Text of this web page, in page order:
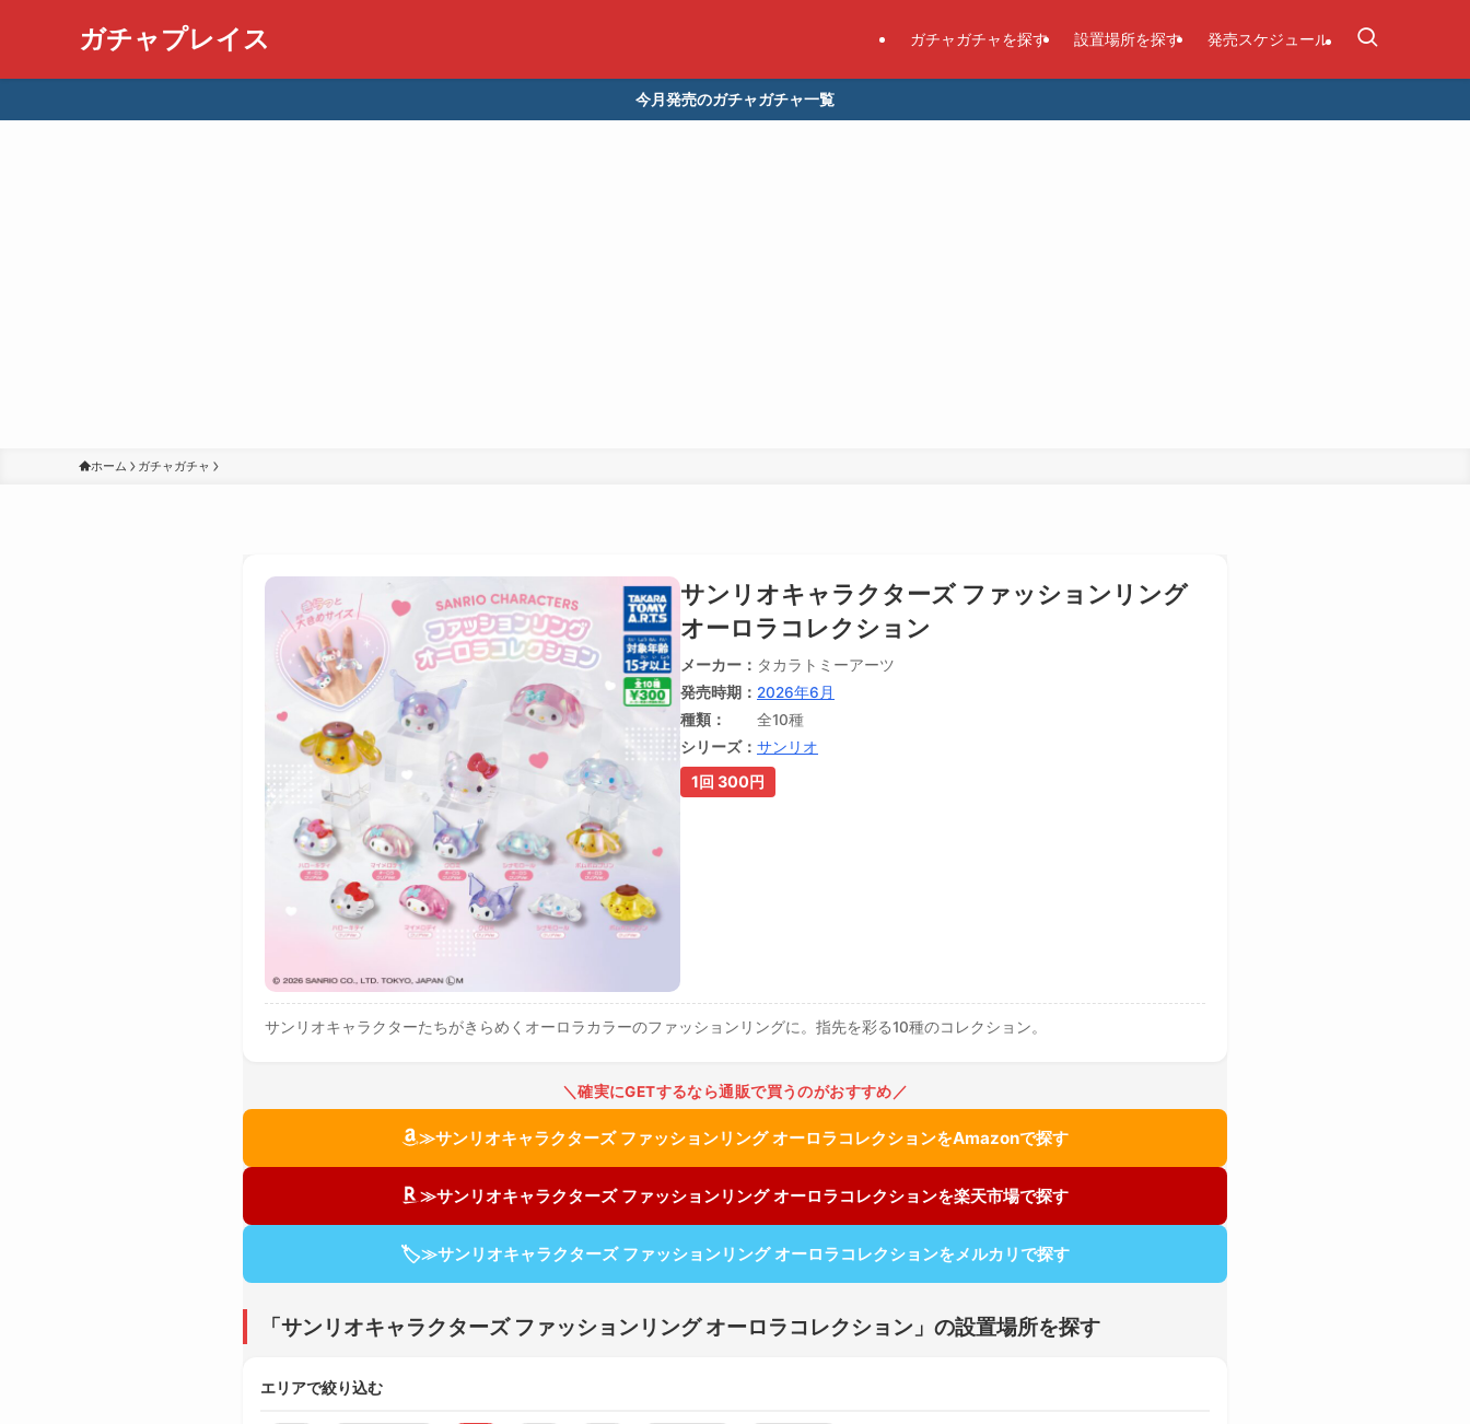
ガチャプレイス ガチャガチャを探す 設置場所を探す 発売スケジュール
今月発売のガチャガチャ一覧
ホーム ガチャガチャ
サンリオキャラクターズ ファッションリング
オーロラコレクション
メーカー
タカラトミーアーツ
発売時期
2026年6月
種類
全10種
シリーズ
サンリオ
1回 300円
サンリオキャラクターたちがきらめくオーロラカラーのファッションリングに。指先を彩る10種のコレクション。
＼確実にGETするなら通販で買うのがおすすめ／
≫サンリオキャラクターズ ファッションリング オーロラコレクションをAmazonで探す
≫サンリオキャラクターズ ファッションリング オーロラコレクションを楽天市場で探す
🏷≫サンリオキャラクターズ ファッションリング オーロラコレクションをメルカリで探す
「サンリオキャラクターズ ファッションリング オーロラコレクション」の設置場所を探す
エリアで絞り込む